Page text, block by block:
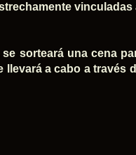
vinculadas
sorteará una cena
a cabo a través